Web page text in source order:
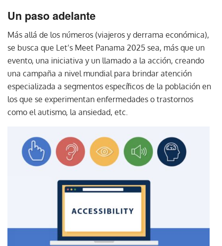
Un paso adelante
Más allá de los números (viajeros y derrama económica),
se busca que Let’s Meet Panama 2025 sea, más que un
evento, una iniciativa y un llamado a la acción, creando
una campaña a nivel mundial para brindar atención
especializada a segmentos específicos de la población en
los que se experimentan enfermedades o trastornos
como el autismo, la ansiedad, etc.